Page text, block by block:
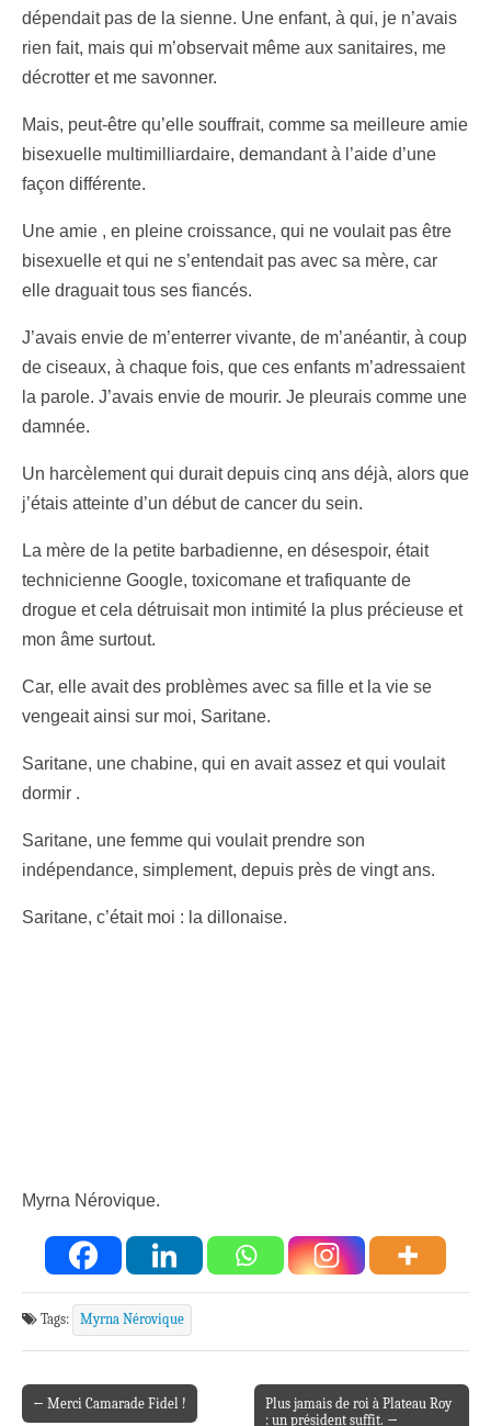
dépendait pas de la sienne. Une enfant, à qui, je n’avais
rien fait, mais qui m’observait même aux sanitaires, me
décrotter et me savonner.
Mais, peut-être qu’elle souffrait, comme sa meilleure amie
bisexuelle multimilliardaire, demandant à l’aide d’une
façon différente.
Une amie , en pleine croissance, qui ne voulait pas être
bisexuelle et qui ne s’entendait pas avec sa mère, car
elle draguait tous ses fiancés.
J’avais envie de m’enterrer vivante, de m’anéantir, à coup
de ciseaux, à chaque fois, que ces enfants m’adressaient
la parole. J’avais envie de mourir. Je pleurais comme une
damnée.
Un harcèlement qui durait depuis cinq ans déjà, alors que
j’étais atteinte d’un début de cancer du sein.
La mère de la petite barbadienne, en désespoir, était
technicienne Google, toxicomane et trafiquante de
drogue et cela détruisait mon intimité la plus précieuse et
mon âme surtout.
Car, elle avait des problèmes avec sa fille et la vie se
vengeait ainsi sur moi, Saritane.
Saritane, une chabine, qui en avait assez et qui voulait
dormir .
Saritane, une femme qui voulait prendre son
indépendance, simplement, depuis près de vingt ans.
Saritane, c’était moi : la dillonaise.
Myrna Nérovique.
Tags: Myrna Nérovique
Post navigation
← Merci Camarade Fidel !
Plus jamais de roi à Plateau Roy
: un président suffit. →